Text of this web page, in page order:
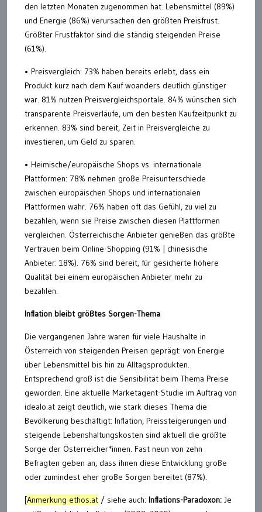
den letzten Monaten zugenommen hat. Lebensmittel (89%)
und Energie (86%) verursachen den größten Preisfrust.
Größter Frustfaktor sind die ständig steigenden Preise
(61%).
• Preisvergleich: 73% haben bereits erlebt, dass ein
Produkt kurz nach dem Kauf woanders deutlich günstiger
war. 81% nutzen Preisvergleichsportale. 84% wünschen sich
transparente Preisverläufe, um den besten Kaufzeitpunkt zu
erkennen. 83% sind bereit, Zeit in Preisvergleiche zu
investieren, um Geld zu sparen.
• Heimische/europäische Shops vs. internationale
Plattformen: 78% nehmen große Preisunterschiede
zwischen europäischen Shops und internationalen
Plattformen wahr. 76% haben oft das Gefühl, zu viel zu
bezahlen, wenn sie Preise zwischen diesen Plattformen
vergleichen. Österreichische Anbieter genießen das größte
Vertrauen beim Online-Shopping (91% | chinesische
Anbieter: 18%). 76% sind bereit, für gesicherte höhere
Qualität bei einem europäischen Anbieter mehr zu
bezahlen.
Inflation bleibt größtes Sorgen-Thema
Die vergangenen Jahre waren für viele Haushalte in
Österreich von steigenden Preisen geprägt: von Energie
über Lebensmittel bis hin zu Alltagsprodukten.
Entsprechend groß ist die Sensibilität beim Thema Preise
geworden. Eine aktuelle Marketagent-Studie im Auftrag von
idealo.at zeigt deutlich, wie stark dieses Thema die
Bevölkerung beschäftigt: Inflation, Preissteigerungen und
steigende Lebenshaltungskosten sind aktuell die größte
Sorge der Österreicher*innen. Fast neun von zehn
Befragten geben an, dass ihnen diese Entwicklung große
oder zumindest eher große Sorgen bereitet (87%).
[Anmerkung ethos.at / siehe auch: Inflations-Paradoxon: Je